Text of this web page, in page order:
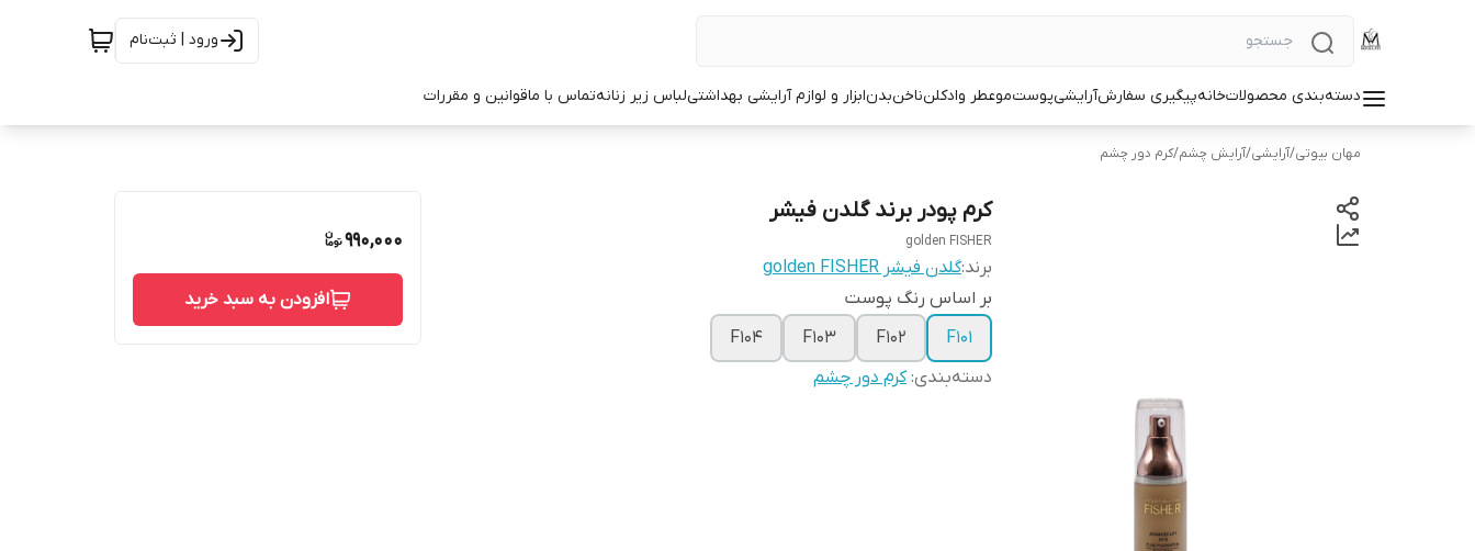
ورود | ثبت‌نام
دسته‌بندی محصولاتخانهپیگیری سفارشآرایشیپوستموعطر وادکلنناخنبدنابزار و لوازم آرایشی بهداشتیلباس زیر زنانهتماس با ماقوانین و مقررات
مهان بیوتی/آرایشی/آرایش چشم/کرم دور چشم
کرم پودر برند گلدن فیشر
golden FISHER
برند:گلدن فیشر golden FISHER
بر اساس رنگ پوست
F101
F102
F103
F104
دسته‌بندی:کرم دور چشم
990,000
افزودن به سبد خرید